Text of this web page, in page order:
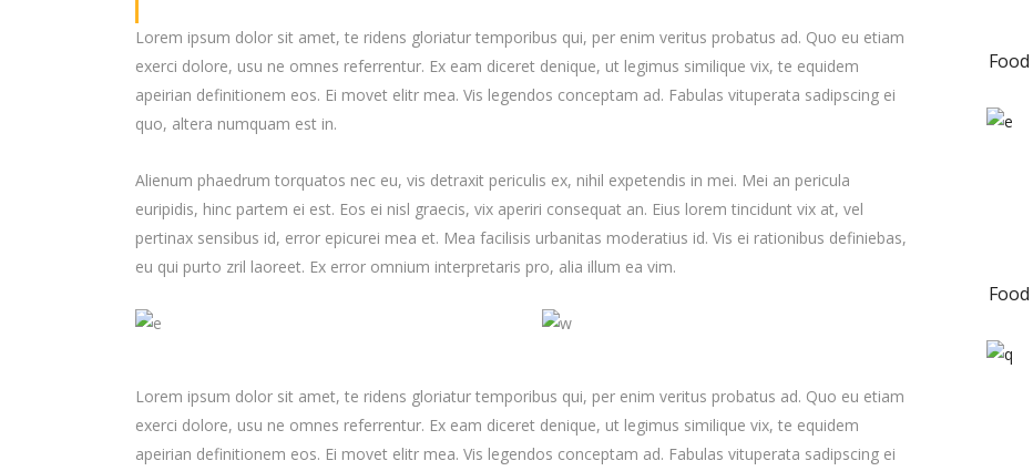
Lorem ipsum dolor sit amet, te ridens gloriatur temporibus qui, per enim veritus probatus ad. Quo eu etiam
exerci dolore, usu ne omnes referrentur. Ex eam diceret denique, ut legimus similique vix, te equidem
apeirian definitionem eos. Ei movet elitr mea. Vis legendos conceptam ad. Fabulas vituperata sadipscing ei
quo, altera numquam est in.
Alienum phaedrum torquatos nec eu, vis detraxit periculis ex, nihil expetendis in mei. Mei an pericula
euripidis, hinc partem ei est. Eos ei nisl graecis, vix aperiri consequat an. Eius lorem tincidunt vix at, vel
pertinax sensibus id, error epicurei mea et. Mea facilisis urbanitas moderatius id. Vis ei rationibus definiebas,
eu qui purto zril laoreet. Ex error omnium interpretaris pro, alia illum ea vim.
Lorem ipsum dolor sit amet, te ridens gloriatur temporibus qui, per enim veritus probatus ad. Quo eu etiam
exerci dolore, usu ne omnes referrentur. Ex eam diceret denique, ut legimus similique vix, te equidem
apeirian definitionem eos. Ei movet elitr mea. Vis legendos conceptam ad. Fabulas vituperata sadipscing ei